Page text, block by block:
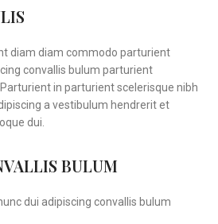
diam diam commodo parturient
convallis bulum parturient
in parturient scelerisque nibh
a vestibulum hendrerit et
dui.
BULUM
dui adipiscing convallis bulum